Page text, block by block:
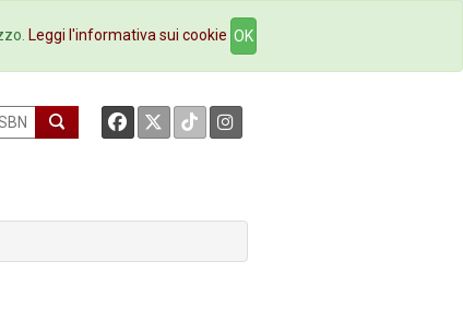
Contatti
Leggi l'informativa sui cookie OK